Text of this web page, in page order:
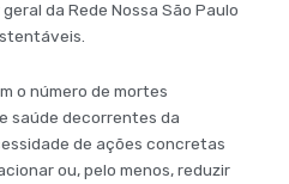
da Rede Nossa São Paulo
o número de mortes
saúde decorrentes da
de ações concretas
ou, pelo menos, reduzir